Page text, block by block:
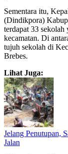
Sementara itu,
(Dindikpora)
terdapat 33 sekolah
kecamatan. Di
tujuh sekolah di
Brebes.
Lihat Juga:
Jelang Penutupan,
Jalan